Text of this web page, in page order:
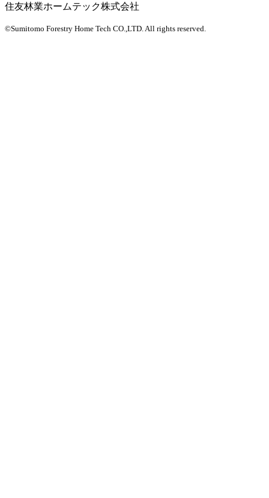
住友林業ホームテック株式会社
©Sumitomo Forestry Home Tech CO.,LTD. All rights reserved.